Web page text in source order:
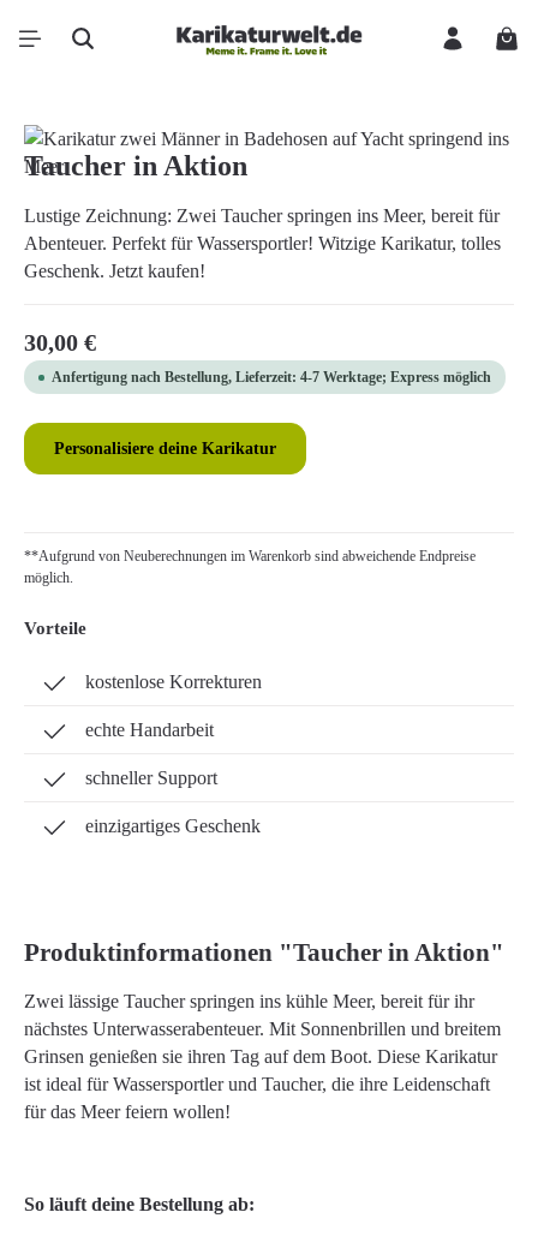
Zum Hauptinhalt springen
Bildergalerie überspringen
Taucher in Aktion
Lustige Zeichnung: Zwei Taucher springen ins Meer, bereit für
Abenteuer. Perfekt für Wassersportler! Witzige Karikatur, tolles
Geschenk. Jetzt kaufen!
Regulärer Preis:
30,00 €
Anfertigung nach Bestellung, Lieferzeit: 4-7 Werktage; Express möglich
Personalisiere deine Karikatur
**Aufgrund von Neuberechnungen im Warenkorb sind abweichende Endpreise
möglich.
Vorteile
kostenlose Korrekturen
echte Handarbeit
schneller Support
einzigartiges Geschenk
Produktinformationen "Taucher in Aktion"
Zwei lässige Taucher springen ins kühle Meer, bereit für ihr
nächstes Unterwasserabenteuer. Mit Sonnenbrillen und breitem
Grinsen genießen sie ihren Tag auf dem Boot. Diese Karikatur
ist ideal für Wassersportler und Taucher, die ihre Leidenschaft
für das Meer feiern wollen!
So läuft deine Bestellung ab: